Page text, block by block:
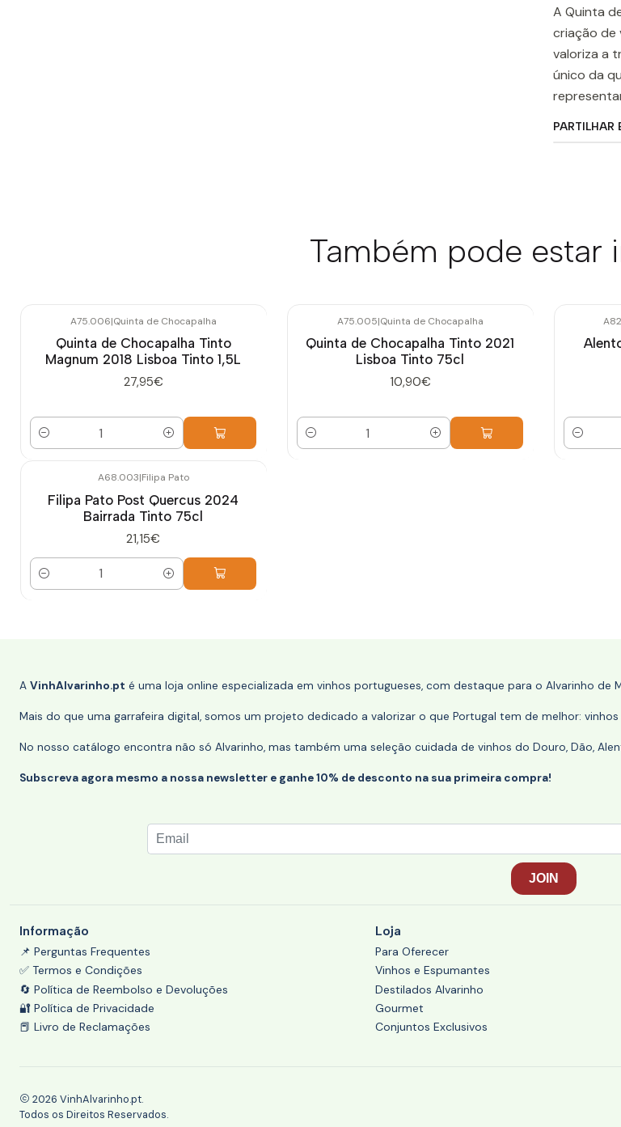
A Quinta
criação de
valoriza a
único da
PARTILHAR
Também pode estar
A75.006|Quinta de Chocapalha
Quinta de Chocapalha Tinto
Magnum 2018 Lisboa Tinto 1,5L
27,95€
Quantidade
A75.005|Quinta de Chocapalha
Quinta de Chocapalha Tinto 2021
Lisboa Tinto 75cl
10,90€
Quantidade Quantidade
A68.003|Filipa Pato
Filipa Pato Post Quercus 2024
Bairrada Tinto 75cl
21,15€
Quantidade
A VinhAlvarinho.pt é uma loja online especializada em vinhos portugueses, com destaque para o Alvarinho
Mais do que uma garrafeira digital, somos um projeto dedicado a valorizar o que Portugal tem de melhor:
No nosso catálogo encontra não só Alvarinho, mas também uma seleção cuidada de vinhos do Douro, Dão,
Subscreva agora mesmo a nossa newsletter e ganhe 10% de desconto na sua primeira compra!
Informação
📌 Perguntas Frequentes
✅ Termos e Condições
🔄 Política de Reembolso e Devoluções
🔐 Política de Privacidade
📕 Livro de Reclamações
Loja
Para Oferecer
Vinhos e Espumantes
Destilados Alvarinho
Gourmet
Conjuntos Exclusivos
2026 VinhAlvarinho.pt.
Todos os Direitos Reservados.